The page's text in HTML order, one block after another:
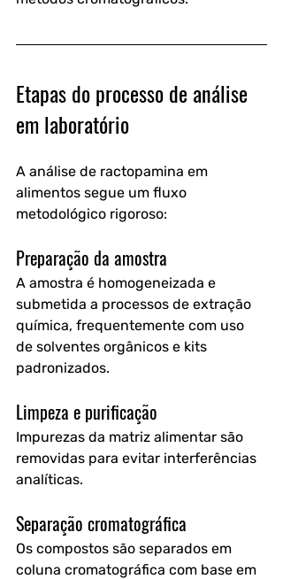
Etapas do processo de análise
em laboratório
A análise de ractopamina em
alimentos segue um fluxo
metodológico rigoroso:
Preparação da amostra
A amostra é homogeneizada e
submetida a processos de extração
química, frequentemente com uso
de solventes orgânicos e kits
padronizados.
Limpeza e purificação
Impurezas da matriz alimentar são
removidas para evitar interferências
analíticas.
Separação cromatográfica
Os compostos são separados em
coluna cromatográfica com base em